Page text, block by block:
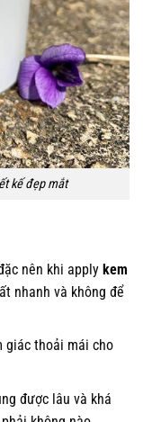
kế đẹp mắt
nên khi apply kem
nhanh và không để
giác thoải mái cho
được lâu và khá